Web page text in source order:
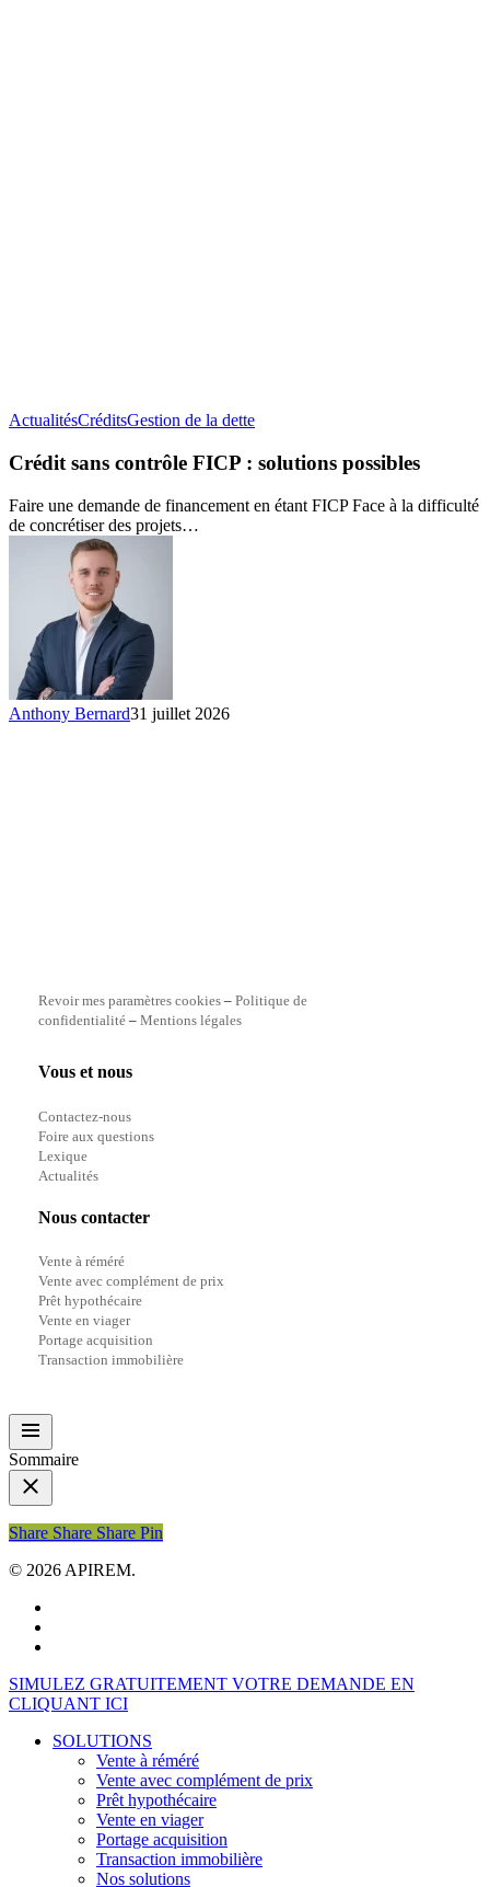
ActualitésCréditsGestion de la detteCrédit
contrôle
solutions
possibles
Crédit sans contrôle FICP : solutions possibles
Faire une demande de financement en étant FICP Face à la difficulté
de concrétiser des projets…
Anthony Bernard31 juillet 2026
Revoir mes paramètres cookies– Politique de
confidentialité – Mentions légales
Vous et nous
Contactez-nous
Foire aux questions
Lexique
Actualités
Nous contacter
Vente à réméré
Vente avec complément de prix
Prêt hypothécaire
Vente en viager
Portage acquisition
Transaction immobilière
Sommaire
Share
Share Share Share Pin
© 2026 APIREM.
Close
Menu
SIMULEZ GRATUITEMENT VOTRE DEMANDE EN
CLIQUANT ICI
SOLUTIONS
Vente à réméré
Vente avec complément de prix
Prêt hypothécaire
Vente en viager
Portage acquisition
Transaction immobilière
Nos solutions